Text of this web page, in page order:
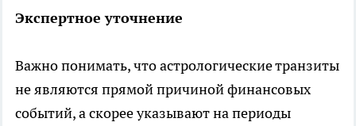
Экспертное уточнение
Важно понимать, что астрологические транзиты
не являются прямой причиной финансовых
событий, а скорее указывают на периоды